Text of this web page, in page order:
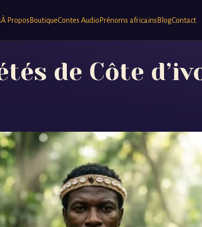
À ProposBoutiqueContes AudioPrénoms africainsBlogContact
de Côte